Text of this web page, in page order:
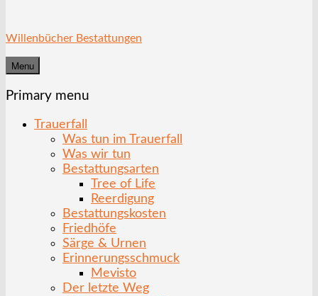
Willenbücher Bestattungen
Menu
Primary menu
Trauerfall
Was tun im Trauerfall
Was wir tun
Bestattungsarten
Tree of Life
Reerdigung
Bestattungskosten
Friedhöfe
Särge & Urnen
Erinnerungsschmuck
Mevisto
Der letzte Weg